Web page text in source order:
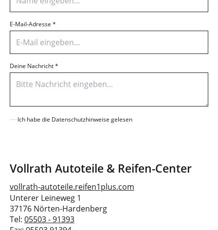
E-Mail-Adresse *
Deine Nachricht*
Ich habe die Datenschutzhinweise gelesen
Vollrath Autoteile & Reifen-Center
vollrath-autoteile.reifen1plus.com
Unterer Leineweg 1
37176 Nörten-Hardenberg
Tel: 05503 - 91393